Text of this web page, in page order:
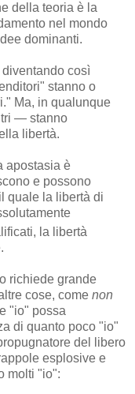
della teoria è la
nel mondo
dominanti.
diventando così
stanno o
Ma, in qualunque
— stanno
libertà.
apostasia è
e possono
quale la libertà di
la libertà
richiede grande
cose, come non
"io" possa
di quanto poco "io"
del libero
esplosive e
molti "io":